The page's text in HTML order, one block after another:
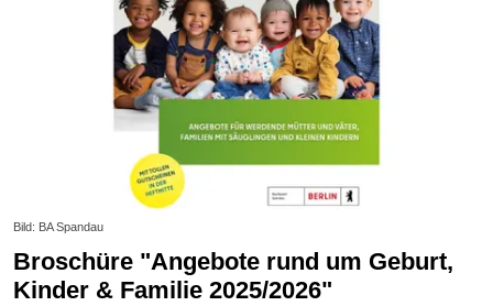
Bild: BA Spandau
Broschüre "Angebote rund um Geburt,
Kinder & Familie 2025/2026"